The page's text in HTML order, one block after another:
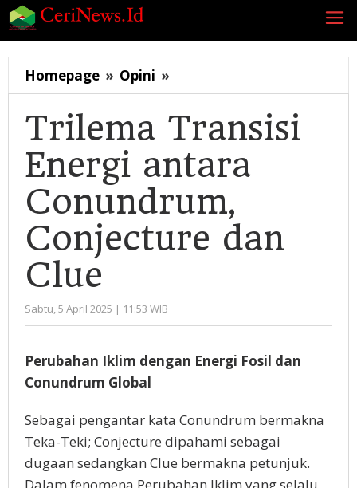
Lewati
ke
Homepage » Opini »
Transisi
Energi
antara
Conundrum,
Conjecture
dan
Clue
Trilema Transisi
Energi antara
Conundrum,
Conjecture dan
Clue
Sabtu, 5 April 2025 | 11:53 WIB
Administrator
Perubahan Iklim dengan Energi Fosil dan
Conundrum Global
Sebagai pengantar kata Conundrum bermakna
Teka-Teki; Conjecture dipahami sebagai
dugaan sedangkan Clue bermakna petunjuk.